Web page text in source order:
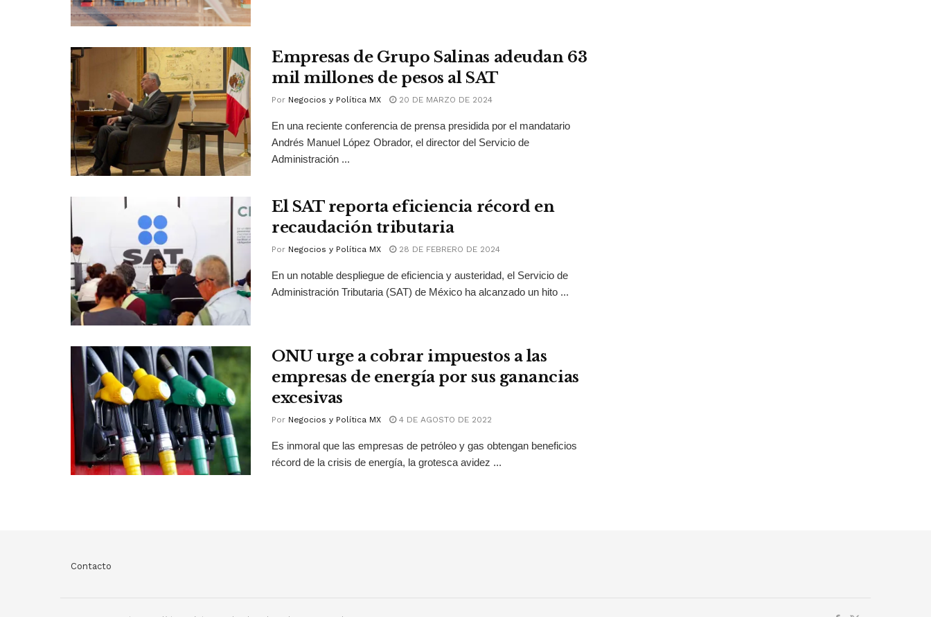
Empresas de Grupo Salinas adeudan 63
mil millones de pesos al SAT
Por Negocios y Política MX 20 DE MARZO DE 2024
En una reciente conferencia de prensa presidida por el mandatario
Andrés Manuel López Obrador, el director del Servicio de
Administración ...
El SAT reporta eficiencia récord en
recaudación tributaria
Por Negocios y Política MX 28 DE FEBRERO DE 2024
En un notable despliegue de eficiencia y austeridad, el Servicio de
Administración Tributaria (SAT) de México ha alcanzado un hito ...
ONU urge a cobrar impuestos a las
empresas de energía por sus ganancias
excesivas
Por Negocios y Política MX 4 DE AGOSTO DE 2022
Es inmoral que las empresas de petróleo y gas obtengan beneficios
récord de la crisis de energía, la grotesca avidez ...
Contacto